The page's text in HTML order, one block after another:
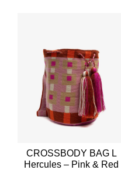
CROSSBODY BAG L
Hercules – Pink & Red